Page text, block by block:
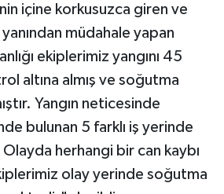
içine korkusuzca giren ve
müdahale yapan
ekiplerimiz yangını 45
altına almış ve soğutma
Yangın neticesinde
bulunan 5 farklı iş yerinde
herhangi bir can kaybı
olay yerinde soğutma